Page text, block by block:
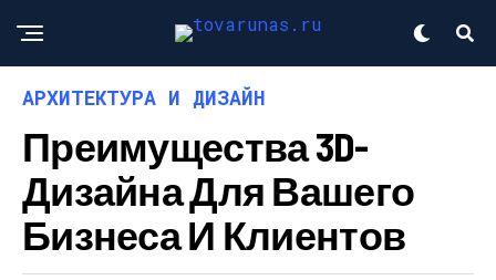
АРХИТЕКТУРА И ДИЗАЙН
Преимущества 3D-
Дизайна Для Вашего
Бизнеса И Клиентов